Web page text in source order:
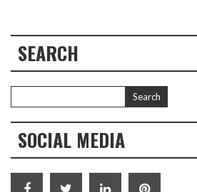
SEARCH
SOCIAL MEDIA